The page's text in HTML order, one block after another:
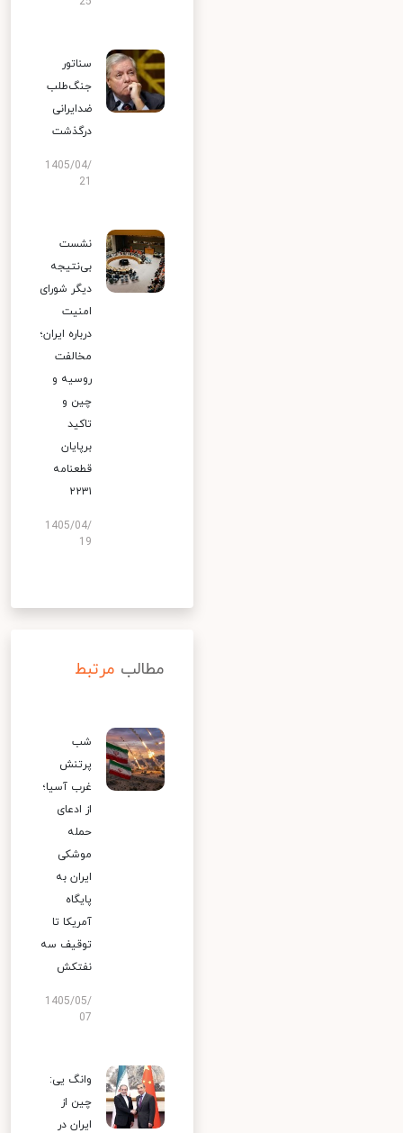
سناتور
جنگ‌طلب
ضدایرانی
درگذشت
1405/04/
نشست
بی‌نتیجه
دیگر شورای
امنیت
درباره ایران؛
مخالفت
روسیه و
چین و
تاکید
برپایان
قطعنامه
۲۲۳۱
1405/04/
19
مطالب مرتبط
شب
پرتنش
غرب آسیا؛
از ادعای
حمله
موشکی
ایران به
پایگاه
آمریکا تا
توقیف سه
نفتکش
1405/05/
07
وانگ یی:
چین از
ایران در